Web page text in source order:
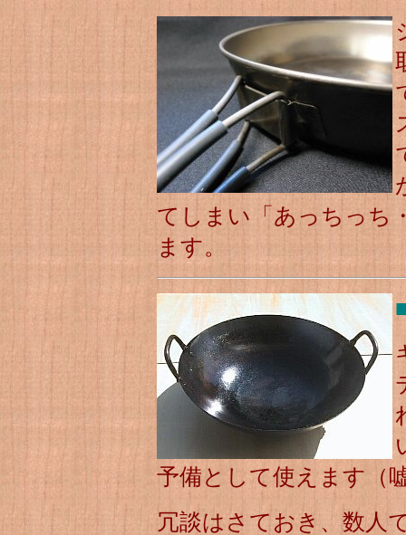
てしまい「あっちっち
ます。
予備として使えます（
冗談はさておき、数人